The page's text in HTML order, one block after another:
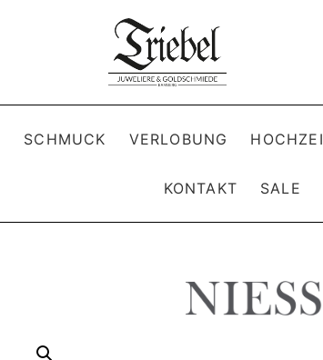
SCHMUCK VERLOBUNG
KONTAKT SALE